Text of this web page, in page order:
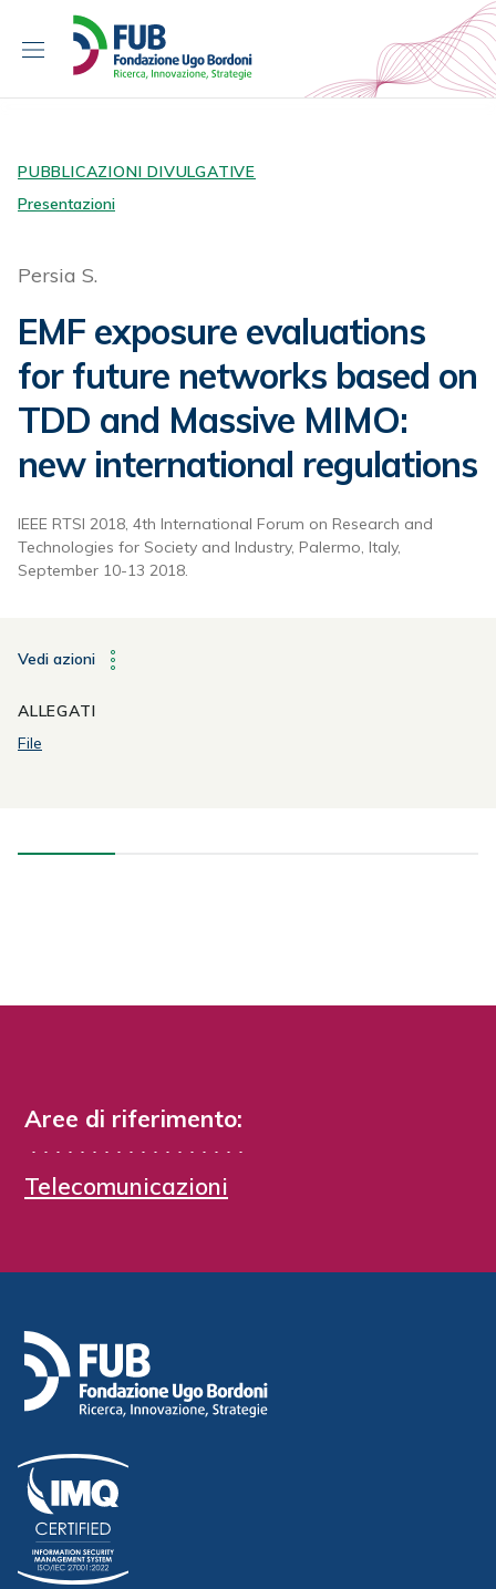
p
PUBBLICAZIONI DIVULGATIVE
Presentazioni
Persia S.
EMF exposure evaluations
for future networks based on
TDD and Massive MIMO:
new international regulations
IEEE RTSI 2018, 4th International Forum on Research and
Technologies for Society and Industry, Palermo, Italy,
September 10-13 2018.
Vedi azioni
ALLEGATI
File
Aree di riferimento:
Telecomunicazioni